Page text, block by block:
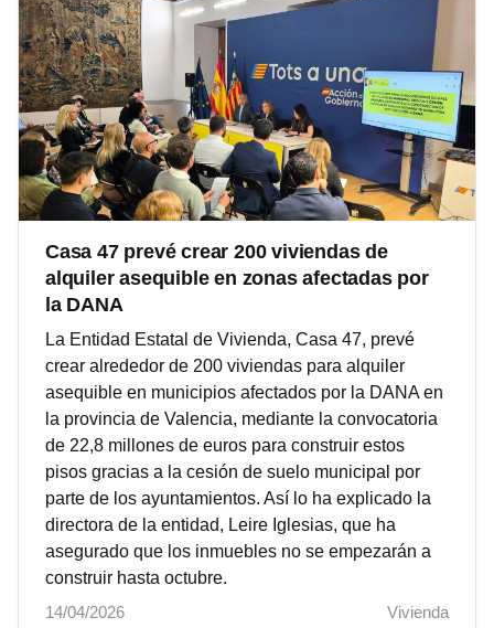
Casa 47 prevé crear 200 viviendas de
alquiler asequible en zonas afectadas por
la DANA
La Entidad Estatal de Vivienda, Casa 47, prevé
crear alrededor de 200 viviendas para alquiler
asequible en municipios afectados por la DANA en
la provincia de Valencia, mediante la convocatoria
de 22,8 millones de euros para construir estos
pisos gracias a la cesión de suelo municipal por
parte de los ayuntamientos. Así lo ha explicado la
directora de la entidad, Leire Iglesias, que ha
asegurado que los inmuebles no se empezarán a
construir hasta octubre.
14/04/2026
Vivienda